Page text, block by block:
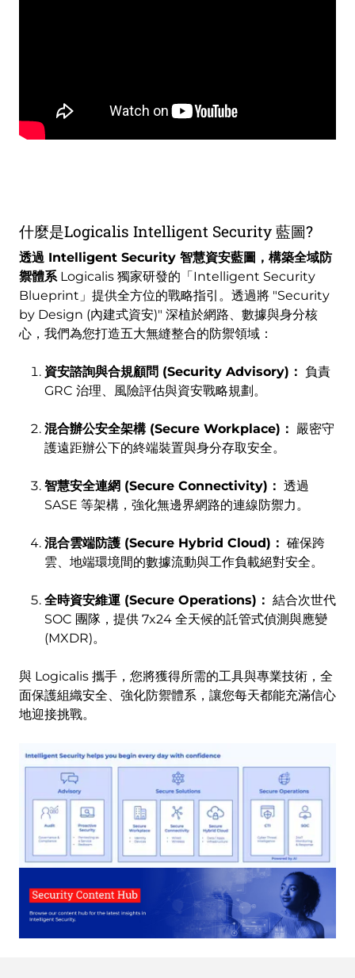
什麼是Logicalis Intelligent Security 藍圖?
透過 Intelligent Security 智慧資安藍圖，構築全域防
禦體系Logicalis 獨家研發的「Intelligent Security
Blueprint」提供全方位的戰略指引。透過將 "Security
by Design (內建式資安)" 深植於網路、數據與身分核
心，我們為您打造五大無縫整合的防禦領域：
資安諮詢與合規顧問 (Security Advisory)： 負責
GRC 治理、風險評估與資安戰略規劃。
混合辦公安全架構 (Secure Workplace)： 嚴密守
護遠距辦公下的終端裝置與身分存取安全。
智慧安全連網 (Secure Connectivity)： 透過
SASE 等架構，強化無邊界網路的連線防禦力。
混合雲端防護 (Secure Hybrid Cloud)： 確保跨
雲、地端環境間的數據流動與工作負載絕對安全。
全時資安維運 (Secure Operations)： 結合次世代
SOC 團隊，提供 7x24 全天候的託管式偵測與應變
(MXDR)。
與 Logicalis 攜手，您將獲得所需的工具與專業技術，全
面保護組織安全、強化防禦體系，讓您每天都能充滿信心
地迎接挑戰。